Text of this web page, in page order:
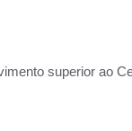
superior ao